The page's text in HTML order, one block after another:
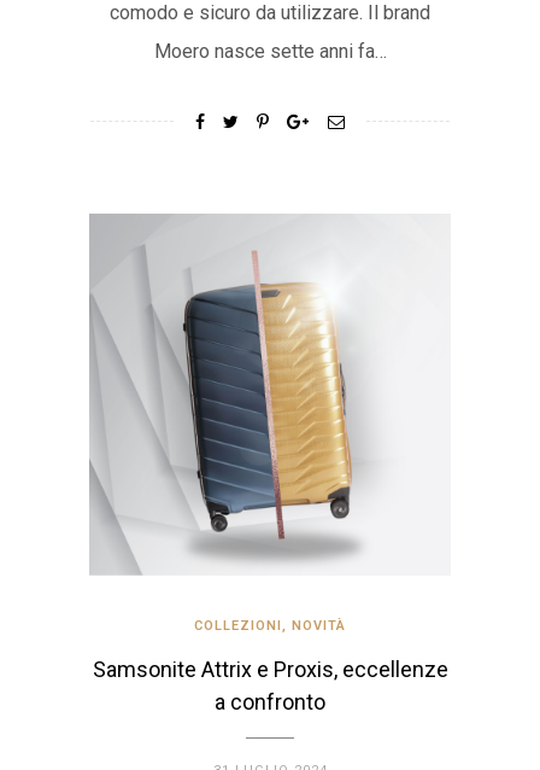
comodo e sicuro da utilizzare. Il brand
Moero nasce sette anni fa…
COLLEZIONI, NOVITÀ
Samsonite Attrix e Proxis, eccellenze
a confronto